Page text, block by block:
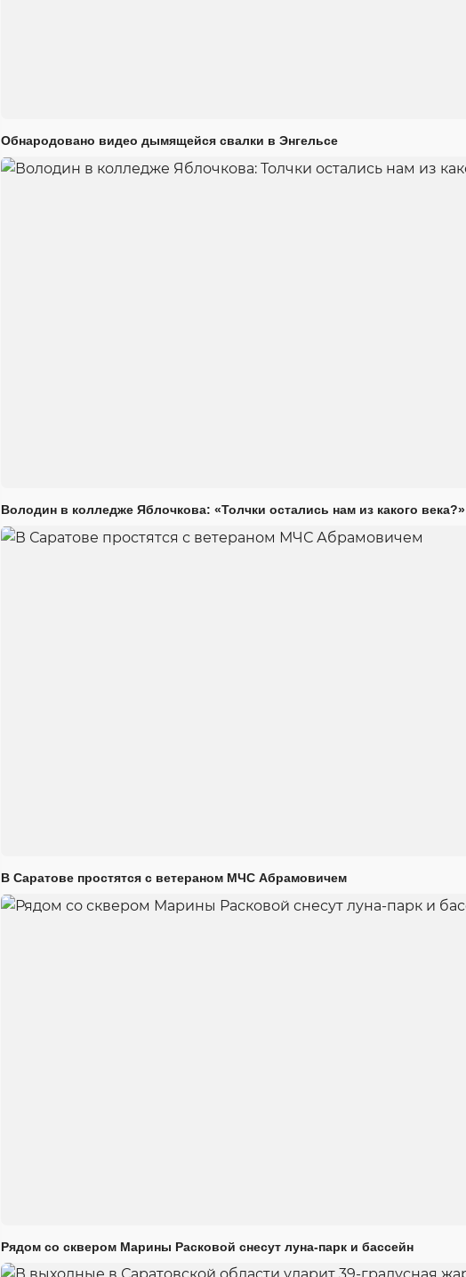
Обнародовано видео дымящейся свалки в Энгельсе
Володин в колледже Яблочкова: «Толчки остались нам из какого века?»
В Саратове простятся с ветераном МЧС Абрамовичем
Рядом со сквером Марины Расковой снесут луна-парк и бассейн